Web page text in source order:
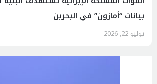
بيانات “أمازون” في البحرين
يوليو 22, 2026